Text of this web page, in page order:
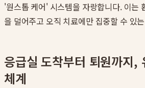
'원스톱 케어' 시스템을 자랑합니다. 이는
을 덜어주고 오직 치료에만 집중할 수 있
응급실 도착부터 퇴원까지,
체계